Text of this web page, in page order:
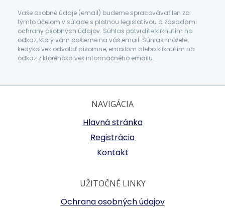
Vaše osobné údaje (email) budeme spracovávať len za
týmto účelom v súlade s platnou legislatívou a zásadami
ochrany osobných údajov. Súhlas potvrdíte kliknutím na
odkaz, ktorý vám pošleme na váš email. Súhlas môžete
kedykoľvek odvolať písomne, emailom alebo kliknutím na
odkaz z ktoréhokoľvek informačného emailu.
NAVIGÁCIA
Hlavná stránka
Registrácia
Kontakt
UŽITOČNÉ LINKY
Ochrana osobných údajov